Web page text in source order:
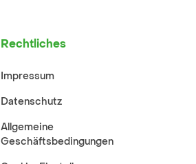
Rechtliches
Impressum
Datenschutz
Allgemeine
Geschäftsbedingungen